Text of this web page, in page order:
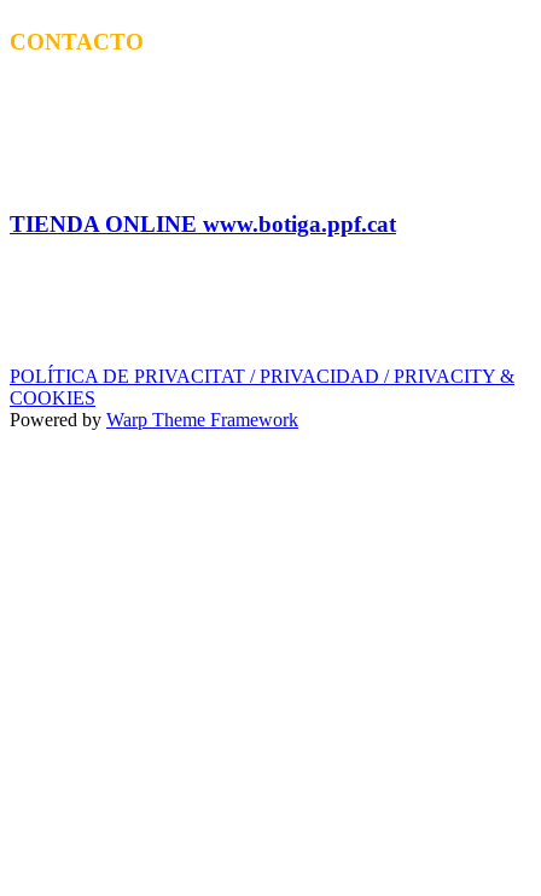
CONTACTO
TIENDA ONLINE www.botiga.ppf.cat
POLÍTICA DE PRIVACITAT / PRIVACIDAD / PRIVACITY &
COOKIES
Powered by Warp Theme Framework